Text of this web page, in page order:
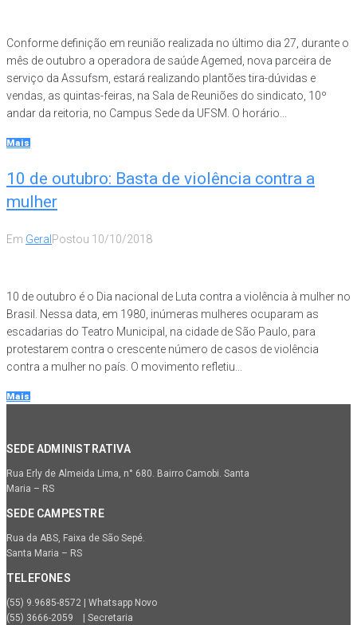
Conforme definição em reunião realizada no último dia 27, durante o
mês de outubro a operadora de saúde Agemed, nova parceira de
serviço da Assufsm, estará realizando plantões tira-dúvidas e
vendas, as quintas-feiras, na Sala de Reuniões do sindicato, 10º
andar da reitoria, no Campus Sede da UFSM. O horário...
Mais
10 de outubro: Basta de violência contra a
mulher
Em Geral Postou 10/10/2018
10 de outubro é o Dia nacional de Luta contra a violência à mulher no
Brasil. Nessa data, em 1980, inúmeras mulheres ocuparam as
escadarias do Teatro Municipal, na cidade de São Paulo, para
protestarem contra o crescente número de casos de violência
contra a mulher no país. O movimento refletiu...
Mais
SEDE ADMINISTRATIVA
Rua Erly de Almeida Lima, n° 680. Bairro Camobi. Santa
Maria – RS
SEDE CAMPESTRE
Rua da ABS, Faixa de São Sepé.
Santa Maria – RS
TELEFONES
(55) 9.9685-8572 | Whatsapp Novo
(55) 3666-2059 | Secretaria